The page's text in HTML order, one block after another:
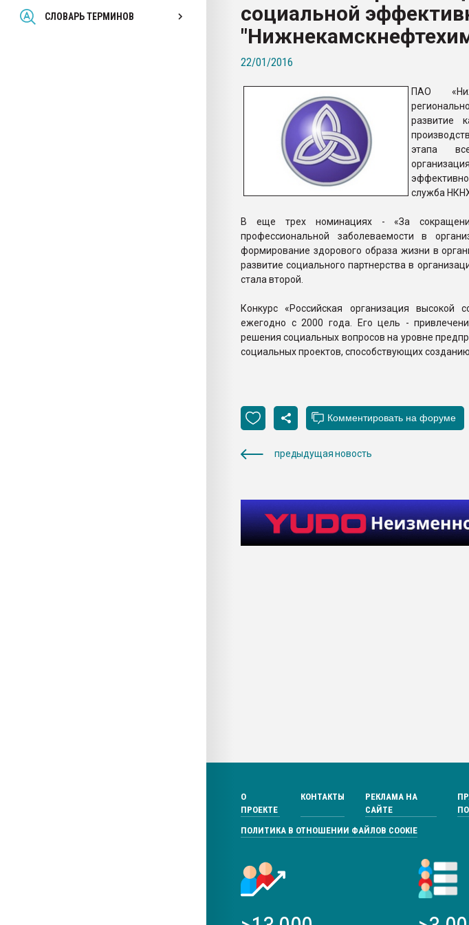
СЛОВАРЬ ТЕРМИНОВ
Всё, что касается выдува ПЭТ
бутылок
ПЕРЕЙТИ НА ФОРУМ
социальной
22/01/2016
ПАО
развитие
этапа
служба
В еще трех номинациях - «За
профессиональной заболеваемости в
формирование здорового образа жизни в
развитие социального партнерства в
стала второй.
Конкурс «Российская организация высокой
ежегодно с 2000 года. Его цель -
решения социальных вопросов на уровне
социальных проектов, способствующих
предыдущая новость
О
ПРОЕКТЕ
КОНТАКТЫ
РЕКЛАМА НА
САЙТЕ
ПОЛИТИКА В ОТНОШЕНИИ ФАЙЛОВ COOKIE